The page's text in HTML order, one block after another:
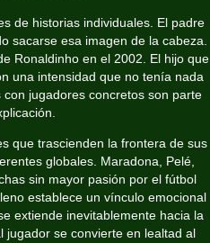
de historias individuales. El padre
sacarse esa imagen de la cabeza.
Ronaldinho en el 2002. El hijo que
una intensidad que no tenía nada
jugadores concretos son parte
que trascienden la frontera de sus
globales. Maradona, Pelé,
sin mayor pasión por el fútbol
establece un vínculo emocional
extiende inevitablemente hacia la
jugador se convierte en lealtad al